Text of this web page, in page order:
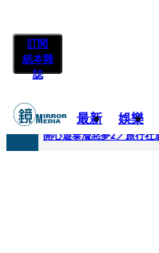
訂閱
紙本雜
誌
最新 娛樂
快訊